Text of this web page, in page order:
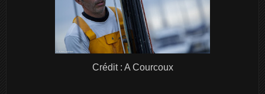
Crédit : A Courcoux